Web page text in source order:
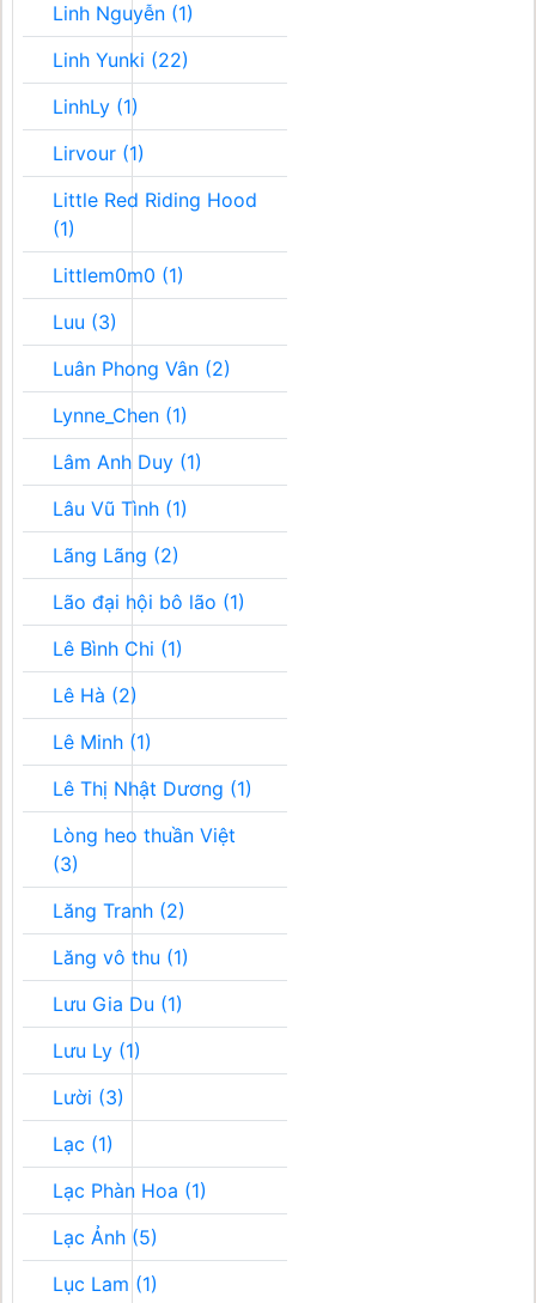
Linh Nguyễn (1)
Linh Yunki (22)
LinhLy (1)
Lirvour (1)
Little Red Riding Hood
(1)
Littlem0m0 (1)
Luu (3)
Luân Phong Vân (2)
Lynne_Chen (1)
Lâm Anh Duy (1)
Lâu Vũ Tình (1)
Lãng Lãng (2)
Lão đại hội bô lão (1)
Lê Bình Chi (1)
Lê Hà (2)
Lê Minh (1)
Lê Thị Nhật Dương (1)
Lòng heo thuần Việt
(3)
Lăng Tranh (2)
Lăng vô thu (1)
Lưu Gia Du (1)
Lưu Ly (1)
Lười (3)
Lạc (1)
Lạc Phàn Hoa (1)
Lạc Ảnh (5)
Lục Lam (1)